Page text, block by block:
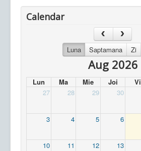
Calendar
Luna Saptamana Zi
Aug 2026
Lun Ma Mie Joi Vi
27
28 29 30
3 4 5 6
10 11 12 13